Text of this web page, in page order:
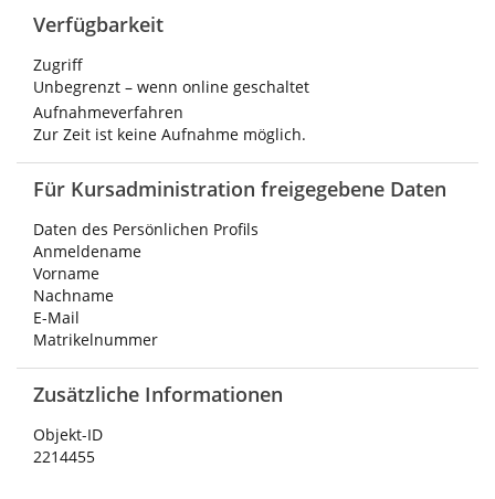
Verfügbarkeit
Zugriff
Unbegrenzt – wenn online geschaltet
Aufnahmeverfahren
Zur Zeit ist keine Aufnahme möglich.
Für Kursadministration freigegebene Daten
Daten des Persönlichen Profils
Anmeldename
Vorname
Nachname
E-Mail
Matrikelnummer
Zusätzliche Informationen
Objekt-ID
2214455